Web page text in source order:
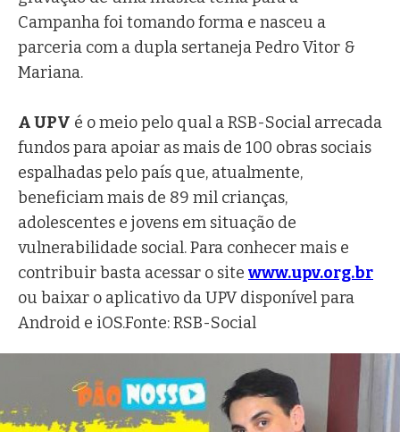
Campanha foi tomando forma e nasceu a
parceria com a dupla sertaneja Pedro Vitor &
Mariana.
A UPV é o meio pelo qual a RSB-Social arrecada
fundos para apoiar as mais de 100 obras sociais
espalhadas pelo país que, atualmente,
beneficiam mais de 89 mil crianças,
adolescentes e jovens em situação de
vulnerabilidade social. Para conhecer mais e
contribuir basta acessar o site www.upv.org.br
ou baixar o aplicativo da UPV disponível para
Android e iOS.Fonte: RSB-Social